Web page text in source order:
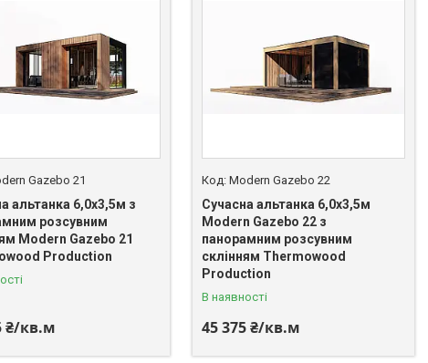
Gazebo 21
альтанка 6,0х3,5м з
розсувним
Modern Gazebo 21
Production
₴/кв.м
Modern Gazebo 22
Сучасна альтанка 6,0х3,5м
Modern Gazebo 22 з
панорамним розсувним
склінням Thermowood
Production
В наявності
45 375 ₴/кв.м